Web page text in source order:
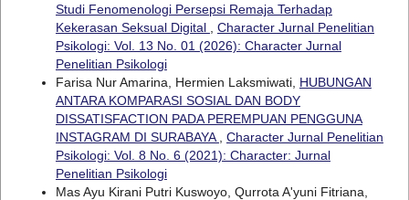
Studi Fenomenologi Persepsi Remaja Terhadap
Kekerasan Seksual Digital
Character Jurnal Penelitian
Psikologi: Vol. 13 No. 01 (2026): Character Jurnal
Penelitian Psikologi
Farisa Nur Amarina, Hermien Laksmiwati, HUBUNGAN
ANTARA KOMPARASI SOSIAL DAN BODY
DISSATISFACTION PADA PEREMPUAN PENGGUNA
INSTAGRAM DI SURABAYA
Character Jurnal Penelitian
Psikologi: Vol. 8 No. 6 (2021): Character: Jurnal
Penelitian Psikologi
Mas Ayu Kirani Putri Kuswoyo, Qurrota A'yuni Fitriana,